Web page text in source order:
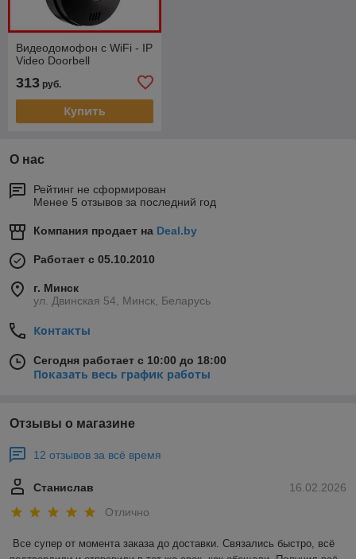
Видеодомофон с WiFi - IP
Video Doorbell
313 руб.
Купить
О нас
Рейтинг не сформирован
Менее 5 отзывов за последний год
Компания продает на Deal.by
Работает с 05.10.2010
г. Минск
ул. Двинская 54, Минск, Беларусь
Контакты
Сегодня работает с 10:00 до 18:00
Показать весь график работы
Отзывы о магазине
12 отзывов за всё время
16.02.2026
Станислав
Отлично
Все супер от момента заказа до доставки. Связались быстро, всё